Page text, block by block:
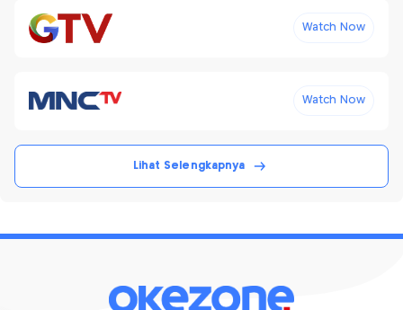
Watch Now
Watch Now
Lihat Selengkapnya